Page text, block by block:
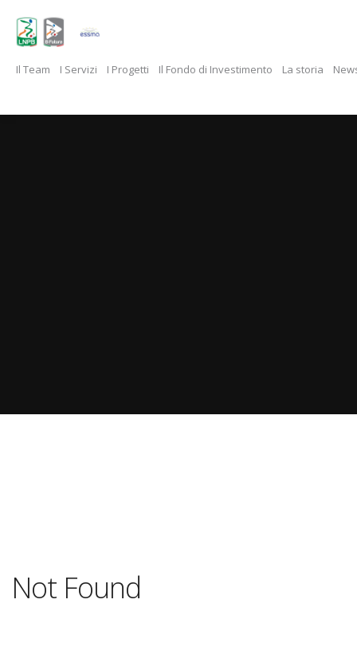
Il Team I Servizi I Progetti Il Fondo di Investimento La storia
Not Found